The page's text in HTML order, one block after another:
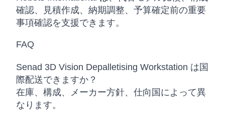
確認、見積作成、納期調整、予算確定前の重要
事項確認を支援できます。
FAQ
Senad 3D Vision Depalletising Workstation は国
際配送できますか？
在庫、構成、メーカー方針、仕向国によって異
なります。